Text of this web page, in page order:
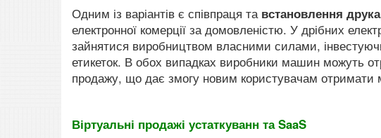
Одним із варіантів є співпраця та встановлення
електронної комерції за домовленістю. У дрібних
зайнятися виробництвом власними силами,
етикеток. В обох випадках виробники машин можуть
продажу, що дає змогу новим користувачам отримати
Віртуальні продажі устаткуванн та SaaS